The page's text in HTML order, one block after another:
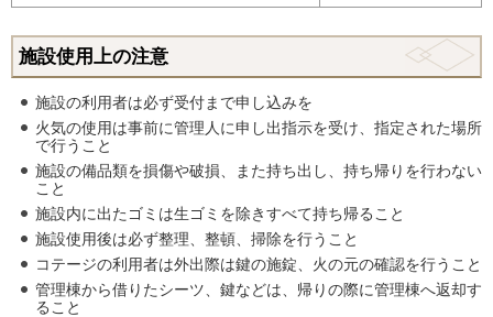
施設使用上の注意
施設の利用者は必ず受付まで申し込みを
火気の使用は事前に管理人に申し出指示を受け、指定された場所
で行うこと
施設の備品類を損傷や破損、また持ち出し、持ち帰りを行わない
こと
施設内に出たゴミは生ゴミを除きすべて持ち帰ること
施設使用後は必ず整理、整頓、掃除を行うこと
コテージの利用者は外出際は鍵の施錠、火の元の確認を行うこと
管理棟から借りたシーツ、鍵などは、帰りの際に管理棟へ返却す
ること